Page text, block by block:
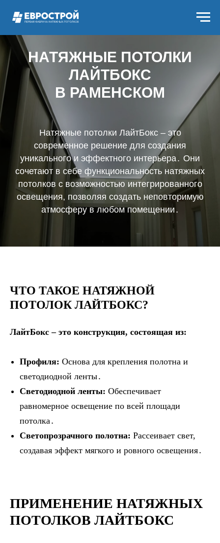
НАТЯЖНЫЕ ПОТОЛКИ
ЛАЙТБОКС
В РАМЕНСКОМ
Натяжные потолки ЛайтБокс – это
современное решение для создания
уникального и эффектного интерьера․ Они
сочетают в себе функциональность натяжных
потолков с возможностью интегрированного
освещения, позволяя создать неповторимую
атмосферу в любом помещении․
ЧТО ТАКОЕ НАТЯЖНОЙ
ПОТОЛОК ЛАЙТБОКС?
ЛайтБокс – это конструкция, состоящая из:
Профиля: Основа для крепления полотна и
светодиодной ленты․
Светодиодной ленты: Обеспечивает
равномерное освещение по всей площади
потолка․
Светопрозрачного полотна: Рассеивает свет,
создавая эффект мягкого и ровного освещения․
ПРИМЕНЕНИЕ НАТЯЖНЫХ
ПОТОЛКОВ ЛАЙТБОКС